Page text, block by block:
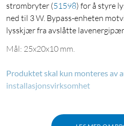
strømbryter (51598) for å styre
ned til 3 W. Bypass-enheten
lysskjær fra avslåtte
Mål: 25x20x10 mm.
Produktet skal kun monteres av
installasjonsvirksomhet